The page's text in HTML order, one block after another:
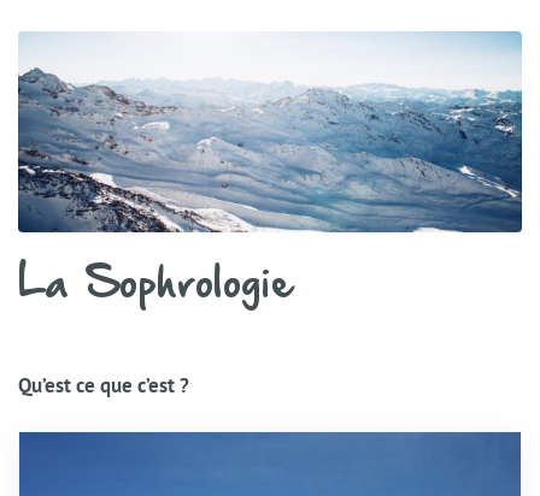
La Sophrologie
Qu’est ce que c’est ?